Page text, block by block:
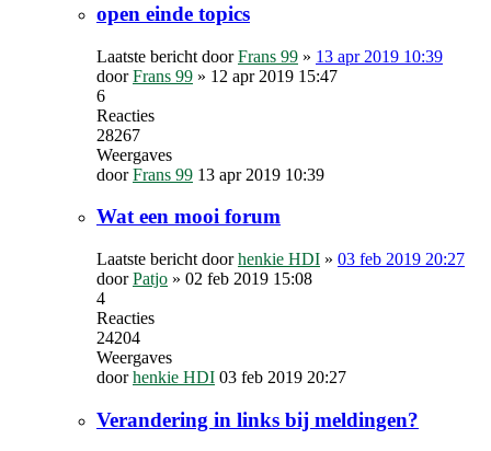
open einde topics
Laatste bericht doorFrans 99 » 13 apr 2019 10:39
doorFrans 99 » 12 apr 2019 15:47
6
Reacties
28267
Weergaves
doorFrans 99 13 apr 2019 10:39
Wat een mooi forum
Laatste bericht doorhenkie HDI » 03 feb 2019 20:27
doorPatjo » 02 feb 2019 15:08
4
Reacties
24204
Weergaves
doorhenkie HDI 03 feb 2019 20:27
Verandering in links bij meldingen?